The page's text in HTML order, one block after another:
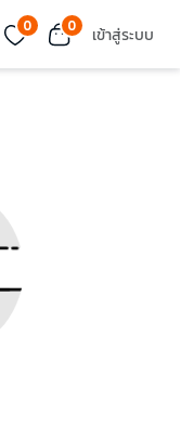
0 0 เข้าสู่ระบบ